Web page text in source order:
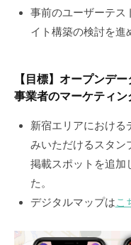
事前のユーザーテス
イト構築の検討を進
【目標】オープンデ
事業者のマーケティ
新宿エリアにおける
みいただけるスタン
掲載スポットを追加
た。
デジタルマップはこ